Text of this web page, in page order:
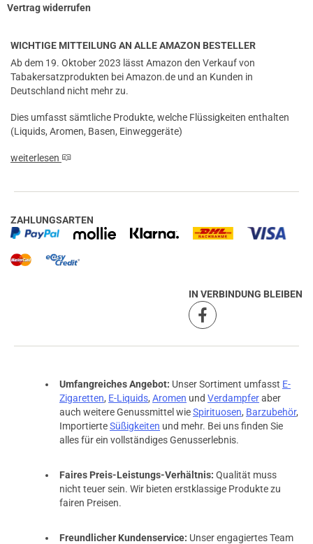
Vertrag widerrufen
WICHTIGE MITTEILUNG AN ALLE AMAZON BESTELLER
Ab dem 19. Oktober 2023 lässt Amazon den Verkauf von
Tabakersatzprodukten bei Amazon.de und an Kunden in
Deutschland nicht mehr zu.
Dies umfasst sämtliche Produkte, welche Flüssigkeiten enthalten
(Liquids, Aromen, Basen, Einweggeräte)
weiterlesen
ZAHLUNGSARTEN
IN VERBINDUNG BLEIBEN
Umfangreiches Angebot: Unser Sortiment umfasst E-
Zigaretten, E-Liquids, Aromen und Verdampferaber
auch weitere Genussmittel wieSpirituosen, Barzubehör,
ImportierteSüßigkeiten und mehr. Bei uns finden Sie
alles für ein vollständiges Genusserlebnis.
Faires Preis-Leistungs-Verhältnis: Qualität muss
nicht teuer sein. Wir bieten erstklassige Produkte zu
fairen Preisen.
Freundlicher Kundenservice: Unser engagiertes Team